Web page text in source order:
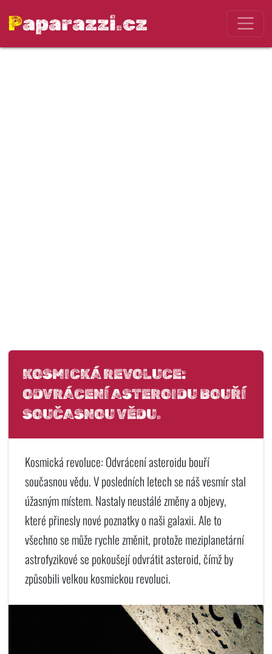
Paparazzi.cz
KOSMICKÁ REVOLUCE:
ODVRÁCENÍ ASTEROIDU BOUŘÍ
SOUČASNOU VĚDU.
Kosmická revoluce: Odvrácení asteroidu bouří
současnou vědu. V posledních letech se náš vesmír stal
úžasným místem. Nastaly neustálé změny a objevy,
které přinesly nové poznatky o naši galaxii. Ale to
všechno se může rychle změnit, protože meziplanetární
astrofyzikové se pokoušejí odvrátit asteroid, čímž by
způsobili velkou kosmickou revoluci.